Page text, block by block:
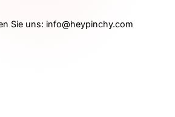
Sie uns: info@heypinchy.com